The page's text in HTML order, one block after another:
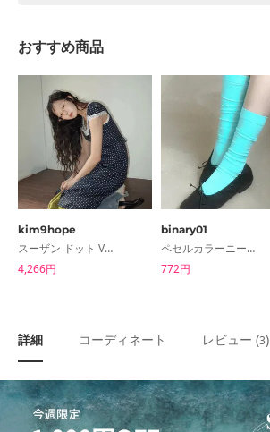
おすすめ商品
kim9hope
スーザン ドット Vネック ワンピース
4,266円
binary01
ペセルカラーニーソックス
772円
詳細 コーディネート レビュー (3)